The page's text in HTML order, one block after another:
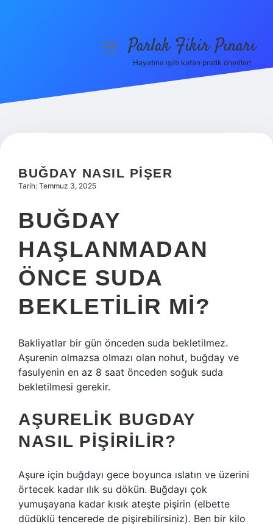
Hakkımızda
menüyüParlak Fikir Pınarı
Hayatına ışıltı katan pratik öneriler!
BUĞDAY NASIL PIŞER
Tarih: Temmuz 3, 2025
BUĞDAY
HAŞLANMADAN
ÖNCE SUDA
BEKLETILIR MI?
Bakliyatlar bir gün önceden suda bekletilmez.
Aşurenin olmazsa olmazı olan nohut, buğday ve
fasulyenin en az 8 saat önceden soğuk suda
bekletilmesi gerekir.
AŞURELIK BUGDAY
NASIL PIŞIRILIR?
Aşure için buğdayı gece boyunca ıslatın ve üzerini
örtecek kadar ılık su dökün. Buğdayı çok
yumuşayana kadar kısık ateşte pişirin (elbette
düdüklü tencerede de pişirebilirsiniz). Ben bir kilo